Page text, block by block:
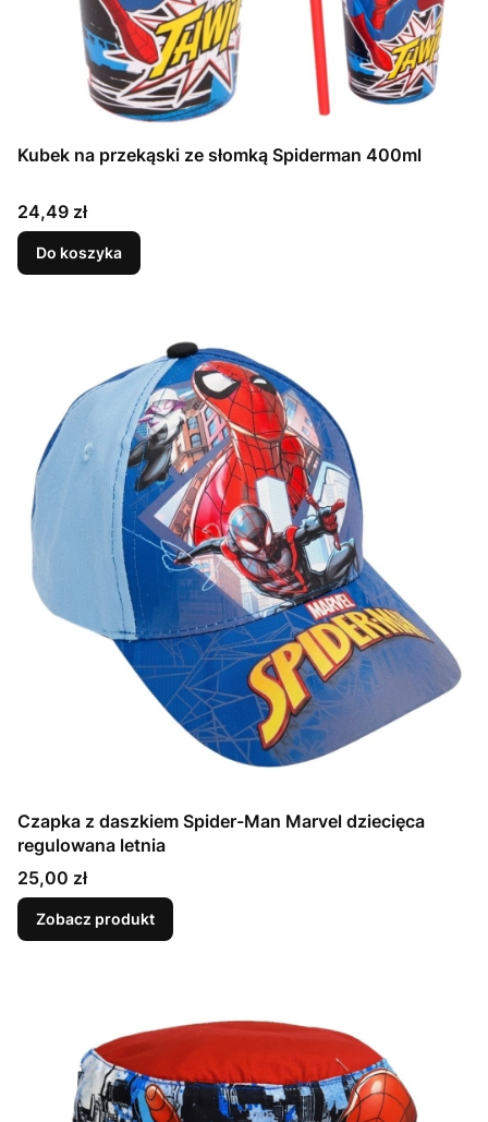
Kubek na przekąski ze słomką Spiderman 400ml
Cena
24,49 zł
Do koszyka
Czapka z daszkiem Spider-Man Marvel dziecięca
regulowana letnia
Cena
25,00 zł
Zobacz produkt